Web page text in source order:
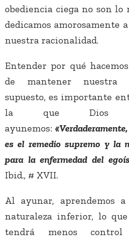
obediencia ciega no son lo
dedicamos amorosamente
nuestra racionalidad.
Entender por qué
de mantener nuestra
supuesto, es importante
la que Dios
ayunemos:
es el remedio supremo y la
para la enfermedad del
Ibid., # XVII.
Al ayunar, aprendemos
naturaleza inferior, lo
tendrá menos control